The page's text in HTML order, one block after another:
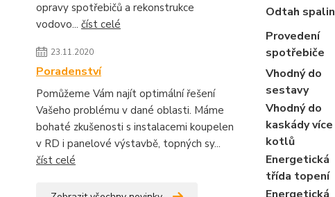
opravy spotřebičů a rekonstrukce
vodovo... číst celé
23.11.2020
Poradenství
Pomůžeme Vám najít optimální řešení
Vašeho problému v dané oblasti. Máme
bohaté zkušenosti s instalacemi koupelen
v RD i panelové výstavbě, topných sy...
číst celé
Odtah spalin
Provedení
spotřebiče
Vhodný do
sestavy
Vhodný do
kaskády více
kotlů
Energetická
třída topení